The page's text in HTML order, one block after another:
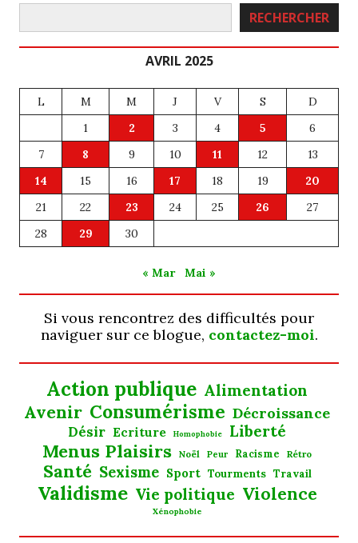
Rechercher RECHERCHER
AVRIL 2025
L M M J V S
D
1
2 3 4 5
6
7
8 9 10 11 12
13
14
15 16 17 18 19
20
21
22 23 24 25 26
27
28
29 30
« Mar Mai »
Si vous rencontrez des difficultés pour
naviguer sur ce blogue, contactez-moi.
Action publique Alimentation
Avenir Consumérisme Décroissance
Désir Ecriture Homophobie Liberté
Menus Plaisirs Noël Peur Racisme Rétro
Santé Sexisme Sport Tourments Travail
Validisme Vie politique Violence
Xénophobie